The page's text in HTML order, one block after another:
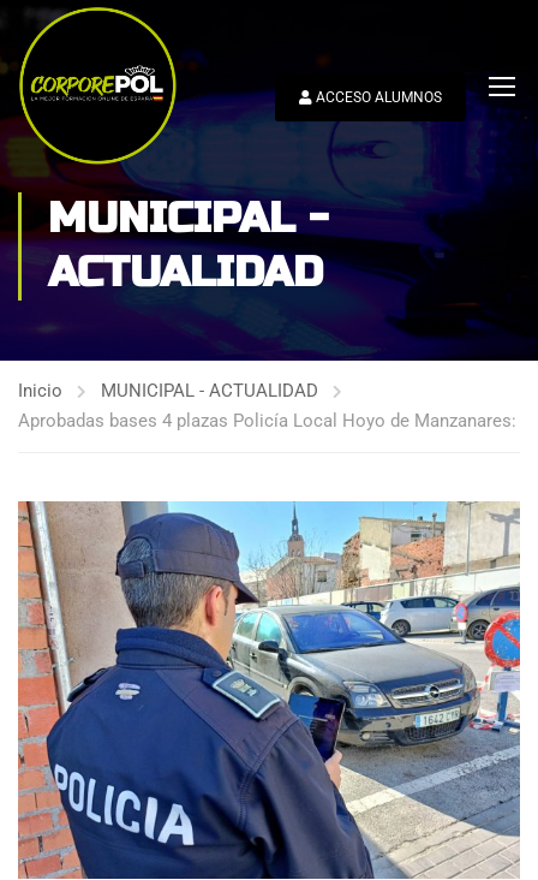
ACCESO ALUMNOS
MUNICIPAL -
ACTUALIDAD
Inicio
MUNICIPAL - ACTUALIDAD
Aprobadas bases 4 plazas Policía Local Hoyo de Manzanares: